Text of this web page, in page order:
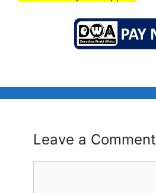
Leave a Comment